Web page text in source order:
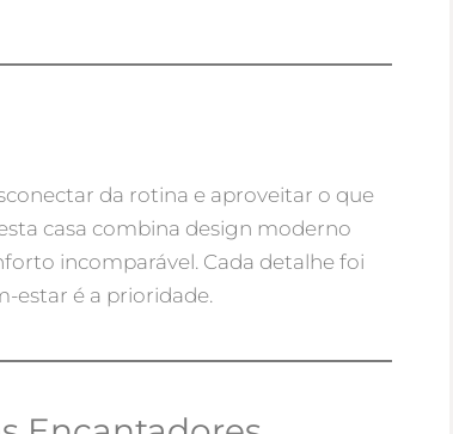
da rotina e aproveitar o que
casa combina design moderno
incomparável. Cada detalhe foi
estar é a prioridade.